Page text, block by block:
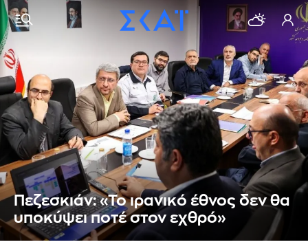
Πεζεσκιάν: «Το ιρανικό έθνος δεν θα
υποκύψει ποτέ στον εχθρό»